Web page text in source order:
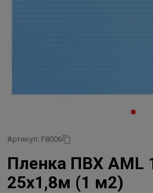
Артикул: F8006
Пленка ПВХ AML
25х1,8м (1 м2)